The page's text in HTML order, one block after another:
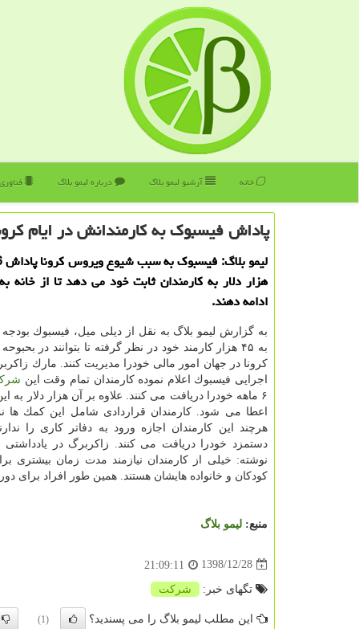
خانه آرشیو لیمو بلاگ درباره لیمو بلاگ فناوری
پاداش فیسبوك به كارمندانش در ایام
هزار دلار به كارمندان ثابت خود می دهد تا از خانه
ادامه دهند.
به گزارش لیمو بلاگ به نقل از دیلی میل، فیسبوك
به ۴۵ هزار كارمند خود در نظر گرفته تا بتوانند در
كرونا در جهان امور مالی خودرا مدیریت كنند. مارك
اجرایی فیسبوك اعلام نموده كارمندان تمام وقت این
۶ ماهه خودرا دریافت می كنند. علاوه بر آن هزار دلار به
اعطا می شود. كارمندان قراردادی شامل این كمك ها
هرچند این كارمندان اجازه ورود به دفاتر كاری را
دستمزد خودرا دریافت می كنند. زاكربرگ در یادداشتی
نوشته: خیلی از كارمندان نیازمند مدت زمان بیشتری
كودكان و خانواده هایشان هستند. همین طور افراد برای
منبع: لیمو بلاگ
1398/12/28
21:09:11
تگهای خبر:
شركت
این مطلب لیمو بلاگ را می پسندید؟ (1)